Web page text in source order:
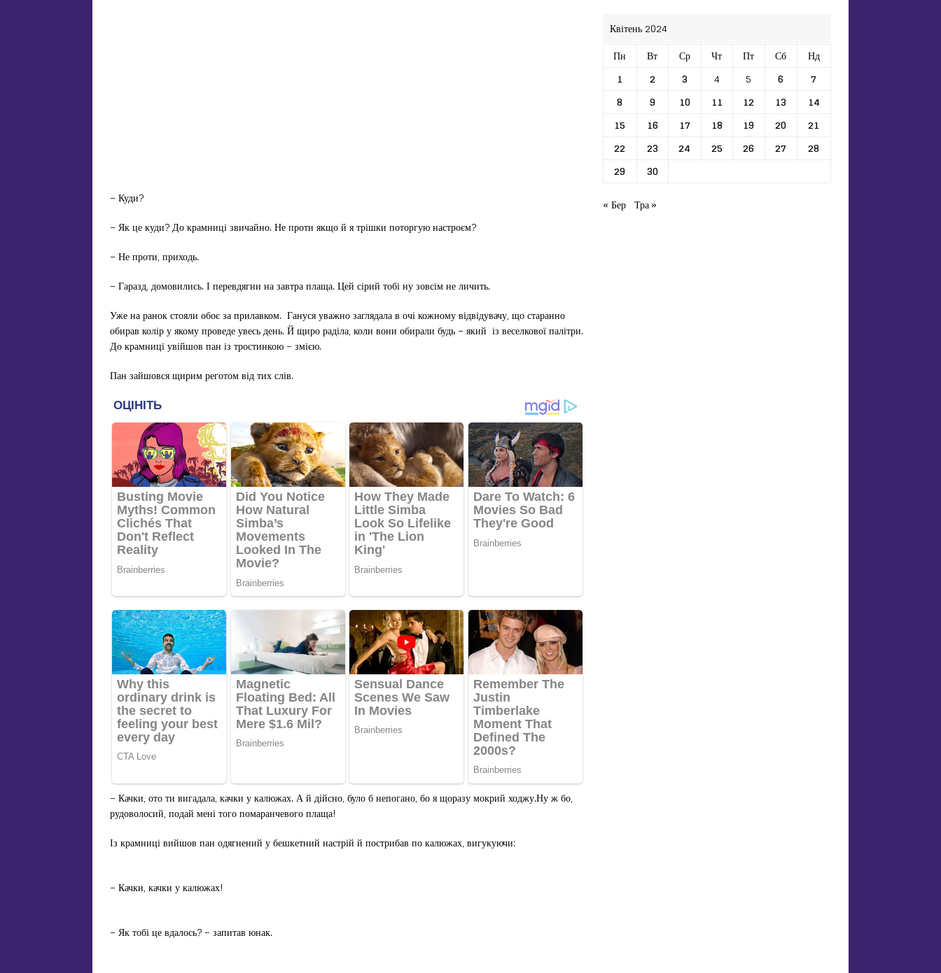
– Куди?
– Як це куди? До крамниці звичайно. Не проти якщо й я трішки поторгую настроєм?
– Не проти, приходь.
– Гаразд, домовились. І перевдягни на завтра плаща. Цей сірий тобі ну зовсім не личить.
Уже на ранок стояли обоє за прилавком. Гануся уважно заглядала в очі кожному відвідувачу, що старанно
обирав колір у якому проведе увесь день. Й щиро раділа, коли вони обирали будь – який із веселкової палітри.
До крамниці увійшов пан із тростинкою – змією.
Пан зайшовся щирим реготом від тих слів.
– Качки, ото ти вигадала, качки у калюжах. А й дійсно, було б непогано, бо я щоразу мокрий ходжу.Ну ж бо,
рудоволосий, подай мені того помаранчевого плаща!
Із крамниці вийшов пан одягнений у бешкетний настрій й пострибав по калюжах, вигукуючи:
– Качки, качки у калюжах!
– Як тобі це вдалось? – запитав юнак.
Квітень 2024
Пн
Вт Ср Чт Пт Сб
Нд
1
2 3 4 5 6
7
8
9 10 11 12 13
14
15
16 17 18 19 20
21
22
23 24 25 26 27
28
29
30
« Бер Тра »